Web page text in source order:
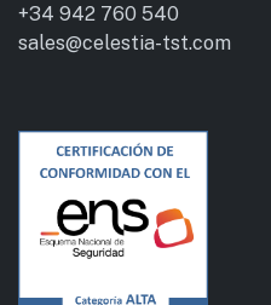
+34 942 760 540
sales@celestia-tst.com